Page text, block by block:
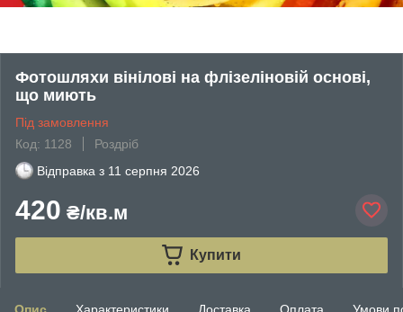
Фотошляхи вінілові на флізеліновій основі,
що миють
Під замовлення
Код: 1128
Роздріб
Відправка з 11 серпня 2026
420 ₴/кв.м
Купити
Опис Характеристики Доставка Оплата Умови